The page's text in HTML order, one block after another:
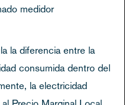
medidor
la diferencia entre la
consumida dentro del
la electricidad